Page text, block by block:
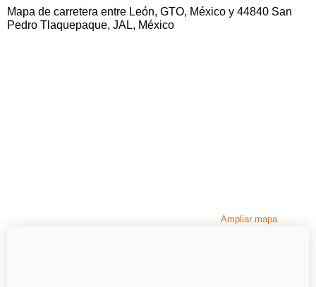
Mapa de carretera entre León, GTO, México y 44840 San
Pedro Tlaquepaque, JAL, México
Ampliar mapa